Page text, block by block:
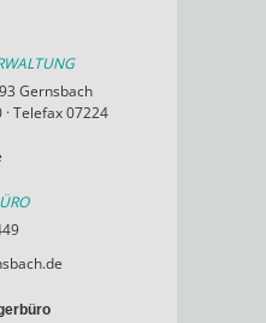
Gernsbach
Telefax 07224